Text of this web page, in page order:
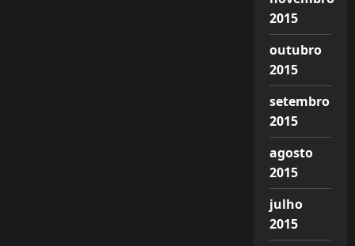
2015
outubro
2015
setembro
2015
agosto
2015
julho
2015